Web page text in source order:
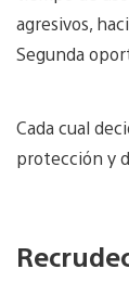
agresivos,
Segunda
Cada cual
protección y